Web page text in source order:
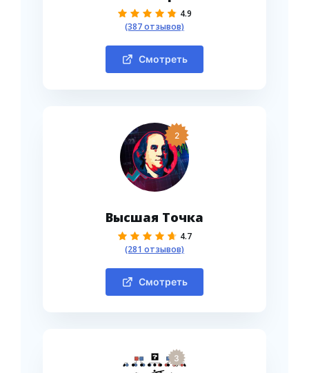
4.9
(387 отзывов)
Смотреть
2
Высшая Точка
4.7
(281 отзывов)
Смотреть
3